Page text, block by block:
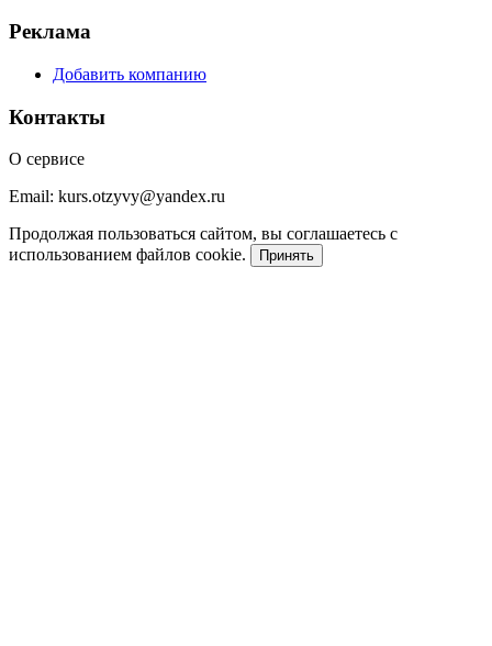
Реклама
Добавить компанию
Контакты
О сервисе
Email: kurs.otzyvy@yandex.ru
Продолжая пользоваться сайтом, вы соглашаетесь с
использованием файлов cookie.
Принять